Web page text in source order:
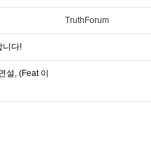
TruthForum
니다!
설, (Feat 이